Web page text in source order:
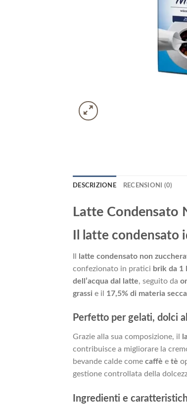
DESCRIZIONE RECENSIONI (0)
Latte Condensato
Il latte condensato
latte condensato non
confezionato in pratici brik da 1
dell’acqua dal latte, seguito da
grassi e il 17,5% di materia
Perfetto per gelati, dolci
Grazie alla sua composizione, il
contribuisce a migliorare la
bevande calde come caffè e tè
gestione controllata della
Ingredienti e